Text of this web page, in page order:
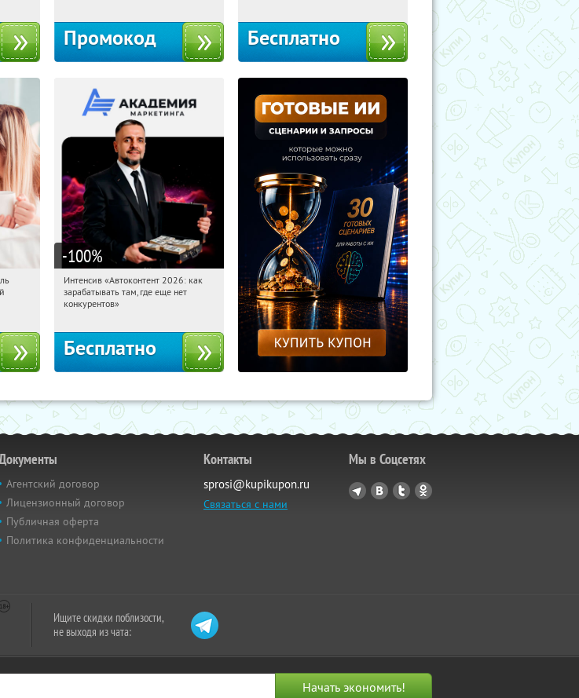
Промокод Бесплатно
-100%
08:18:16 Получили:
Россия
Интенсив «Автоконтент 2026: как
зарабатывать там, где еще нет
конкурентов»
Бесплатно
Агентский договор
Лицензионный договор
Публичная оферта
Политика конфиденциальности
Контакты
sprosi@kupikupon.ru
Связаться с нами
Мы в Соцсетях
Ищите скидки поблизости,
не выходя из чата: